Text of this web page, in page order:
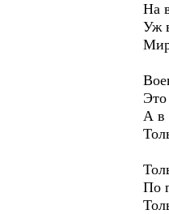
На
Уж
А в
По